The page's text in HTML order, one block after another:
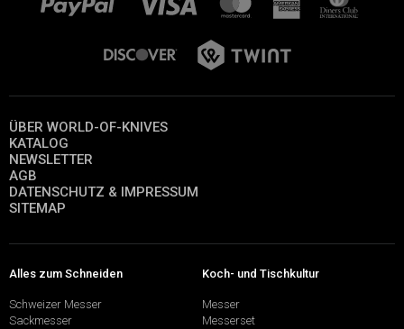
ÜBER WORLD-OF-KNIVES
KATALOG
NEWSLETTER
AGB
DATENSCHUTZ & IMPRESSUM
SITEMAP
Alles zum Schneiden
Schweizer Messer
Sackmesser
Koch- und Tischkultur
Messer
Messerset